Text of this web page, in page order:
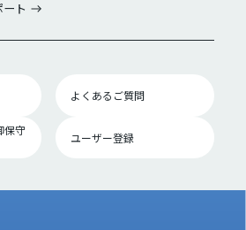
ト
よくあるご質問
保守
ユーザー登録